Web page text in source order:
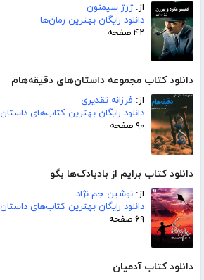
از:ژرژ سیمنون
دانلود رایگان بهترین رمان‌ها
۴۲ صفحه
دانلود کتاب مجموعه داستان‌های دقیقه‌هام
از: فرزانه تقدیری
دانلود رایگان بهترین کتاب‌های داستان
۹۰ صفحه
دانلود کتاب برایم از بادبادک‌ها بگو
از: نوشین جم نژاد
دانلود رایگان بهترین کتاب‌های داستان
۶۹ صفحه
دانلود کتاب آدمیان